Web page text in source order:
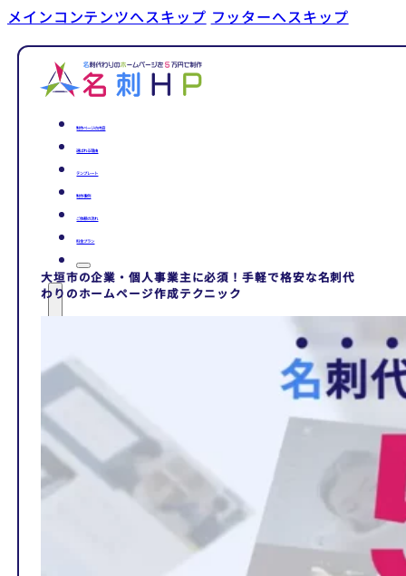
メインコンテンツへスキップ フッターへスキップ
制作ページの内容
選ばれる理由
テンプレート
制作事例
ご依頼の流れ
料金プラン
大垣市の企業・個人事業主に必須！手軽で格安な名刺代
わりのホームページ作成テクニック